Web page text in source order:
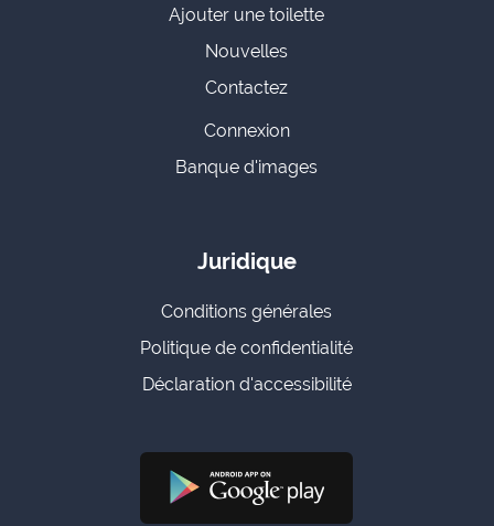
Ajouter une toilette
Nouvelles
Contactez
Connexion
Banque d'images
Juridique
Conditions générales
Politique de confidentialité
Déclaration d'accessibilité